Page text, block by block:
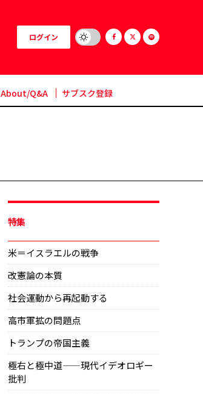
ログイン
About/Q&A サブスク登録
特集
米＝イスラエルの戦争
改憲論の本質
社会運動から再起動する
高市軍拡の問題点
トランプの帝国主義
極右と極中道——現代イデオロギー
批判